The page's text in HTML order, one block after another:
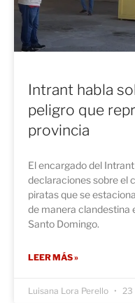
Intrant habla
peligro que
provincia
El encargado del
declaraciones sobre el
piratas que se
de manera clandestina
Santo Domingo.
LEER MÁS »
Luisana Lora Perello 23